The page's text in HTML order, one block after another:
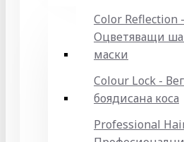
Color Reflection
Оцветяващи
маски
Colour Lock -
боядисана коса
Professional